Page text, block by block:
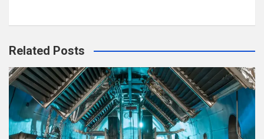
Related Posts